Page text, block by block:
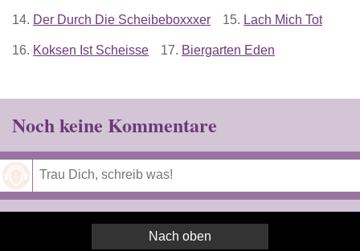
14. Der Durch Die Scheibeboxxxer 15. Lach Mich Tot
16. Koksen Ist Scheisse 17. Biergarten Eden
Noch keine Kommentare
Nach oben